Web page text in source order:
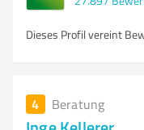
Dieses Profil vereint
4 Beratung